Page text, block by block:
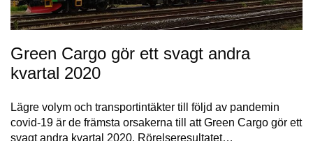
Green Cargo gör ett svagt andra
kvartal 2020
Lägre volym och transportintäkter till följd av pandemin
covid-19 är de främsta orsakerna till att Green Cargo gör ett
svagt andra kvartal 2020. Rörelseresultatet…